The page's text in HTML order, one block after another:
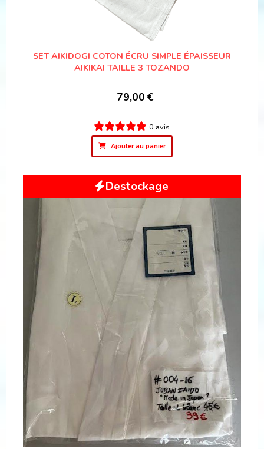
SET AIKIDOGI COTON ÉCRU SIMPLE ÉPAISSEUR
AIKIKAI TAILLE 3 TOZANDO
79,00 €
0 avis
Ajouter au panier
Destockage